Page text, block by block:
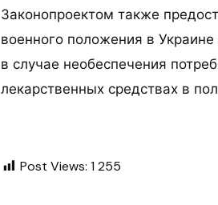
Законопроектом также
военного положения в
в случае необеспечения
лекарственных средствах в
Post Views: 1 255